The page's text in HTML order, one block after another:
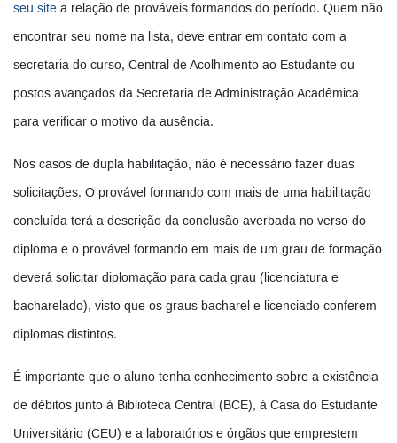
seu site a relação de prováveis formandos do período. Quem não
encontrar seu nome na lista, deve entrar em contato com a
secretaria do curso, Central de Acolhimento ao Estudante ou
postos avançados da Secretaria de Administração Acadêmica
para verificar o motivo da ausência.
Nos casos de dupla habilitação, não é necessário fazer duas
solicitações. O provável formando com mais de uma habilitação
concluída terá a descrição da conclusão averbada no verso do
diploma e o provável formando em mais de um grau de formação
deverá solicitar diplomação para cada grau (licenciatura e
bacharelado), visto que os graus bacharel e licenciado conferem
diplomas distintos.
É importante que o aluno tenha conhecimento sobre a existência
de débitos junto à Biblioteca Central (BCE), à Casa do Estudante
Universitário (CEU) e a laboratórios e órgãos que emprestem